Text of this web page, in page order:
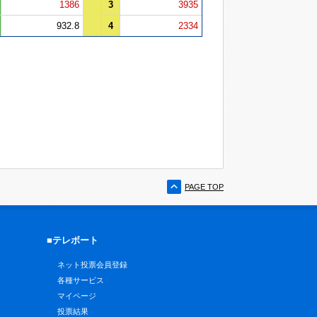
1386 3
3935
932.8
4 2334
PAGE TOP
■テレボート
ネット投票会員登録
各種サービス
マイページ
投票結果